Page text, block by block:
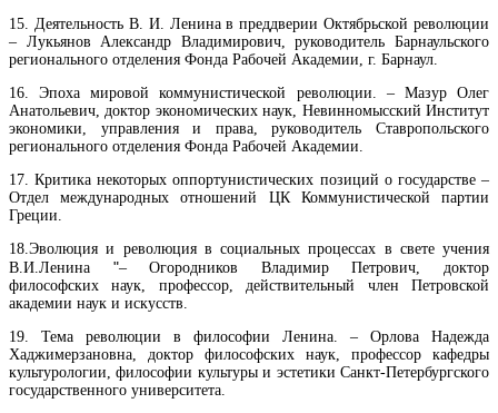
15. Деятельность В. И. Ленина в преддверии Октябрьской революции
– Лукьянов Александр Владимирович, руководитель Барнаульского
регионального отделения Фонда Рабочей Академии, г. Барнаул.
16 .Эпоха мировой коммунистической революции. – Мазур Олег
Анатольевич, доктор экономических наук, Невинномысский Институт
экономики, управления и права, руководитель Ставропольского
регионального отделения Фонда Рабочей Академии.
17.Критика некоторых оппортунистических позиций о государстве–
Отделмеждународных отношений ЦК Коммунистической партии
Греции.
18. Эволюция и революция в социальных процессах в свете учения
В.И.Ленина
"–Огородников Владимир Петрович, доктор
философских наук, профессор, действительный член Петровской
академии наук и искусств.
19. Тема революции в философии Ленина. – Орлова Надежда
Хаджимерзановна, доктор философских наук, профессор кафедры
культурологии, философии культуры и эстетики Санкт-Петербургского
государственного университета.